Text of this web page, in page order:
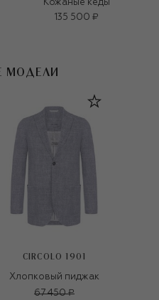
Кожаные кеды
135 500 ₽
МОДЕЛИ
CIRCOLO 1901
Хлопковый пиджак
67 450 ₽